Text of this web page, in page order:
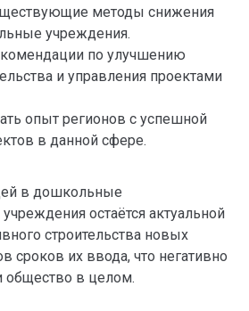
методы снижения
учреждения.
по улучшению
и управления проектами
опыт регионов с успешной
в данной сфере.
в дошкольные
остаётся актуальной
строительства новых
сроков их ввода, что негативно
общество в целом.